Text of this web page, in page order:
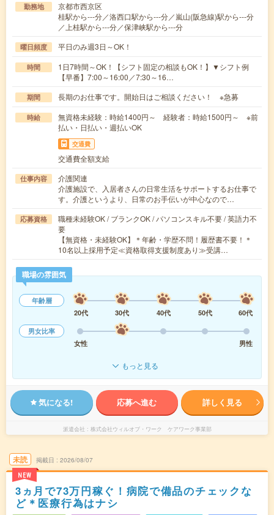
勤務地
京都市西京区
桂駅から---分／洛西口駅から---分／嵐山(阪急線)駅から---分
／上桂駅から---分／保津峡駅から---分
曜日頻度 平日のみ週3日～OK！
時間
1日7時間～OK！【シフト固定の相談もOK！】▼シフト例
【早番】7:00～16:00／7:30～16…
期間 長期のお仕事です。開始日はご相談ください！ ※急募
時給
無資格未経験：時給1400円～ 経験者：時給1500円～ ※前
払い・日払い・週払いOK
交通費
交通費全額支給
仕事内容
介護関連
介護施設で、入居者さんの日常生活をサポートするお仕事で
す。介護というより、日常のお手伝いが中心なので…
応募資格
職種未経験OK / ブランクOK / パソコンスキル不要 / 英語力不
要
【無資格・未経験OK】＊年齢・学歴不問！履歴書不要！＊
10名以上採用予定≪資格取得支援制度あり≫受講…
職場の雰囲気
年齢層
20代
30代 40代 50代
60代
男女比率
女性
男性
もっと見る
気になる! 応募へ進む 詳しく見る
派遣会社 株式会社ウィルオブ・ワーク ケアワーク事業部
未読
NEW
掲載日 2026/08/07
3ヵ月で73万円稼ぐ！病院で備品のチェックな
ど＊医療行為はナシ